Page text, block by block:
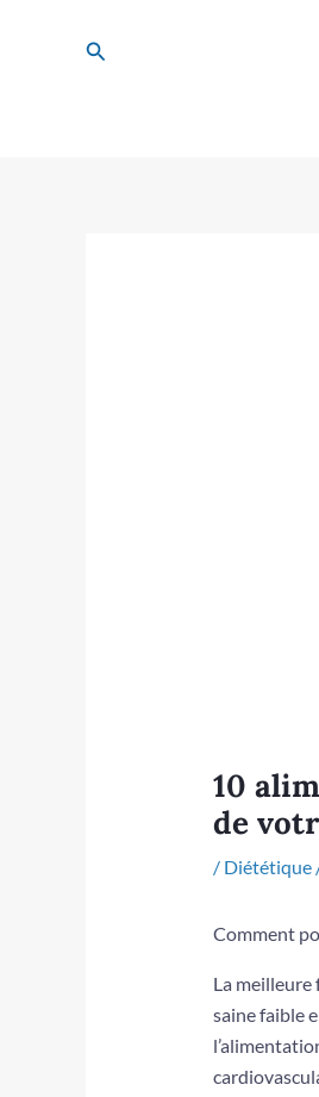
Rechercher
10
de
/ Diététique
Comment
La
saine faible